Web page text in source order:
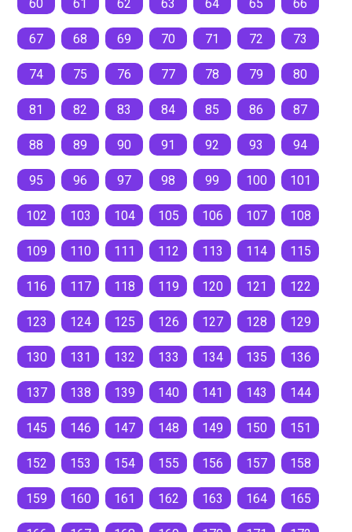
60 61 62 63 64 65 66
67 68 69 70 71 72 73
74 75 76 77 78 79 80
81 82 83 84 85 86 87
88 89 90 91 92 93 94
95 96 97 98 99 100 101
102 103 104 105 106 107 108
109 110 111 112 113 114 115
116 117 118 119 120 121 122
123 124 125 126 127 128 129
130 131 132 133 134 135 136
137 138 139 140 141 143 144
145 146 147 148 149 150 151
152 153 154 155 156 157 158
159 160 161 162 163 164 165